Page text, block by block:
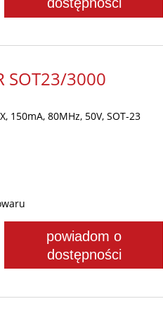
SOT23/3000
150mA, 80MHz, 50V, SOT-23
powiadom o
dostępności